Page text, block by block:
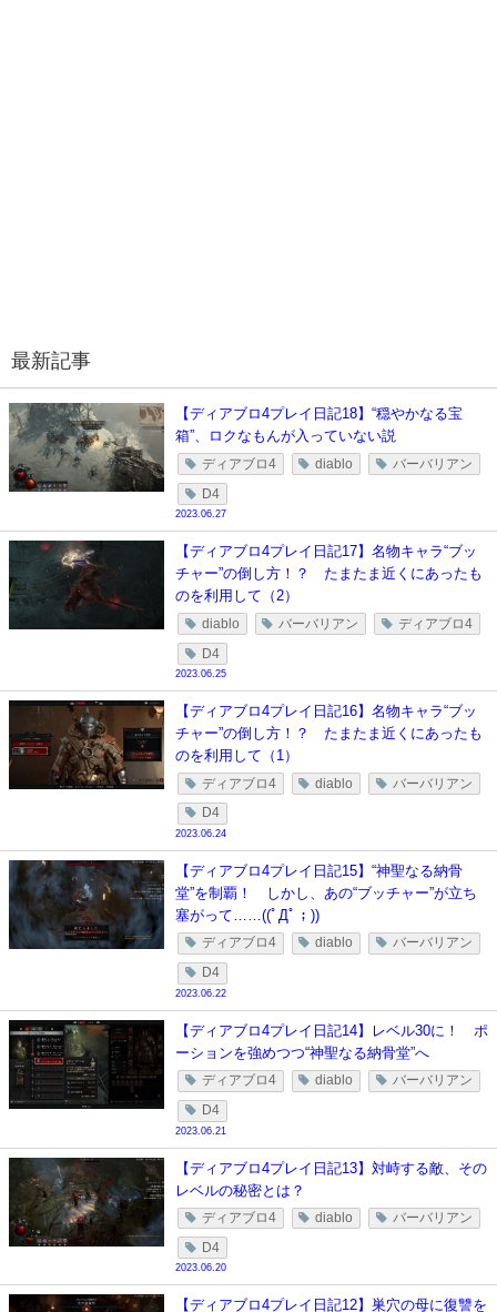
最新記事
【ディアブロ4プレイ日記18】“穏やかなる宝
箱”、ロクなもんが入っていない説
ディアブロ4 diablo バーバリアン
D4
2023.06.27
【ディアブロ4プレイ日記17】名物キャラ“ブッ
チャー”の倒し方！？ たまたま近くにあったも
のを利用して（2）
diablo バーバリアン ディアブロ4
D4
2023.06.25
【ディアブロ4プレイ日記16】名物キャラ“ブッ
チャー”の倒し方！？ たまたま近くにあったも
のを利用して（1）
ディアブロ4 diablo バーバリアン
D4
2023.06.24
【ディアブロ4プレイ日記15】“神聖なる納骨
堂”を制覇！ しかし、あの“ブッチャー”が立ち
塞がって……((ﾟДﾟ；))
ディアブロ4 diablo バーバリアン
D4
2023.06.22
【ディアブロ4プレイ日記14】レベル30に！ ポ
ーションを強めつつ“神聖なる納骨堂”へ
ディアブロ4 diablo バーバリアン
D4
2023.06.21
【ディアブロ4プレイ日記13】対峙する敵、その
レベルの秘密とは？
ディアブロ4 diablo バーバリアン
D4
2023.06.20
【ディアブロ4プレイ日記12】巣穴の母に復讐を